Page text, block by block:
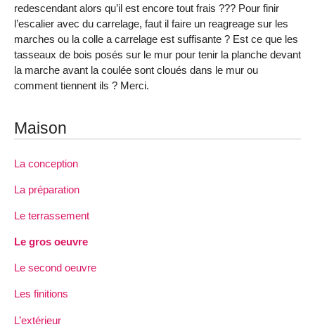
redescendant alors qu’il est encore tout frais ??? Pour finir
l’escalier avec du carrelage, faut il faire un reagreage sur les
marches ou la colle a carrelage est suffisante ? Est ce que les
tasseaux de bois posés sur le mur pour tenir la planche devant
la marche avant la coulée sont cloués dans le mur ou
comment tiennent ils ? Merci.
Maison
La conception
La préparation
Le terrassement
Le gros oeuvre
Le second oeuvre
Les finitions
L’extérieur